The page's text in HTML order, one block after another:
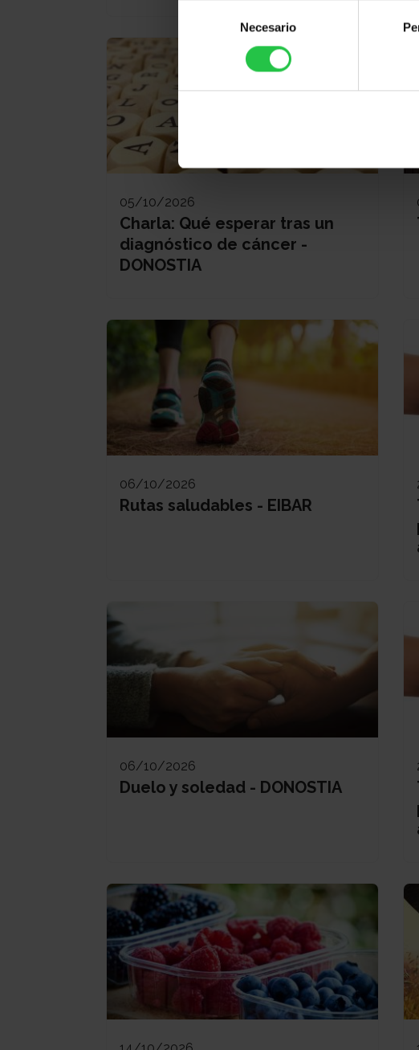
consentimiento
Necesario
05/10/2026
Charla: Qué esperar tras un
diagnóstico de cáncer -
DONOSTIA
06/10/2026
Rutas saludables - EIBAR
06/10/2026
Duelo y soledad - DONOSTIA